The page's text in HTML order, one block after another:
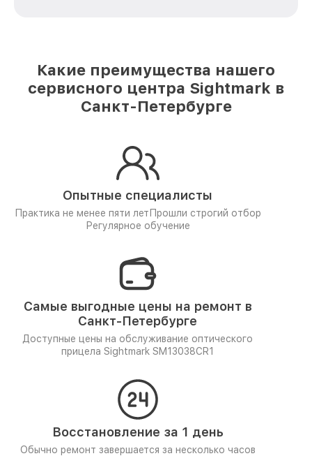
Какие преимущества нашего
сервисного центра Sightmark в
Санкт-Петербурге
Опытные специалисты
Практика не менее пяти лет Прошли строгий отбор
Регулярное обучение
Самые выгодные цены на ремонт в
Санкт-Петербурге
Доступные цены на обслуживание оптического
прицела Sightmark SM13038CR1
Восстановление за 1 день
Обычно ремонт завершается за несколько часов